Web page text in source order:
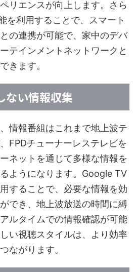
リエンスが向上します。さら
を利用することで、スマート
の連携が可能で、家中のデバ
テインメントネットワークと
きます。
ない情報収集
情報番組はこれまで地上波テ
FPDチューナーレステレビを
ネットを通じて多様な情報を
ようになります。Google TV
することで、必要な情報を効
でき、地上波放送の時間に縛
ルタイムでの情報確認が可能
い視聴スタイルは、より効率
ながります。